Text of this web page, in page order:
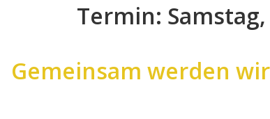
Termin:
Gemeinsam werden